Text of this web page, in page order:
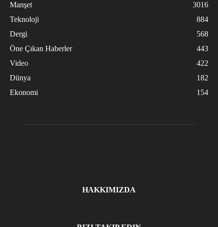
Manşet
3016
Teknoloji
884
Dergi
568
Öne Çıkan Haberler
443
Video
422
Dünya
182
Ekonomi
154
HAKKIMIZDA